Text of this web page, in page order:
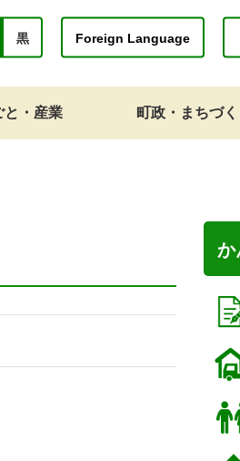
と・産業 町政・まちづく
黒 Foreign Language
か